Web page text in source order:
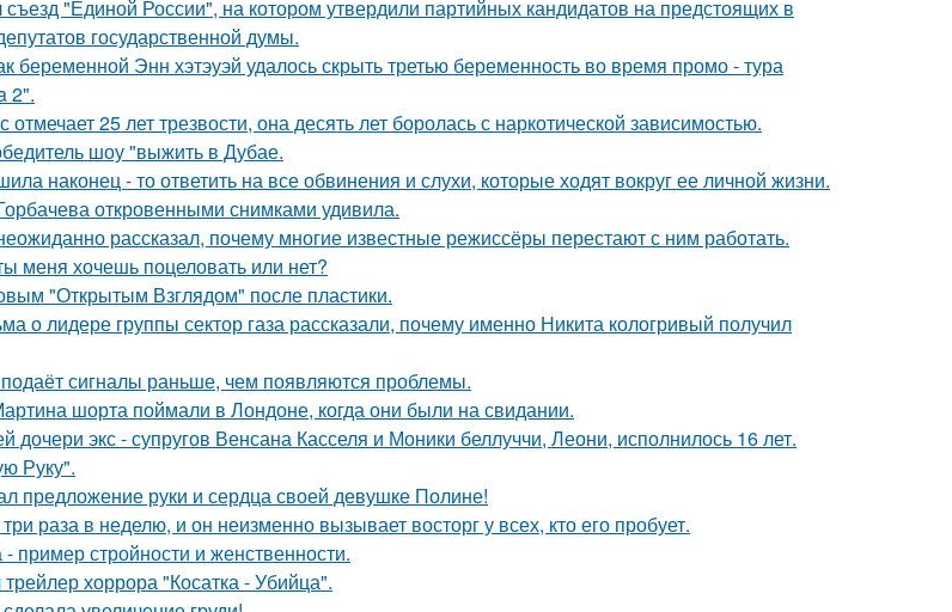
"Единой России", на котором утвердили партийных кандидатов на предстоящих в
государственной думы.
беременной Энн хэтэуэй удалось скрыть третью беременность во время промо - тура
2".
25 лет трезвости, она десять лет боролась с наркотической зависимостью.
шоу "выжить в Дубае.
наконец - то ответить на все обвинения и слухи, которые ходят вокруг ее личной жизни.
откровенными снимками удивила.
рассказал, почему многие известные режиссёры перестают с ним работать.
меня хочешь поцеловать или нет?
"Открытым Взглядом" после пластики.
о лидере группы сектор газа рассказали, почему именно Никита кологривый получил
сигналы раньше, чем появляются проблемы.
шорта поймали в Лондоне, когда они были на свидании.
дочери экс - супругов Венсана Касселя и Моники беллуччи, Леони, исполнилось 16 лет.
Руку".
предложение руки и сердца своей девушке Полине!
раза в неделю, и он неизменно вызывает восторг у всех, кто его пробует.
пример стройности и женственности.
хоррора "Косатка - Убийца".